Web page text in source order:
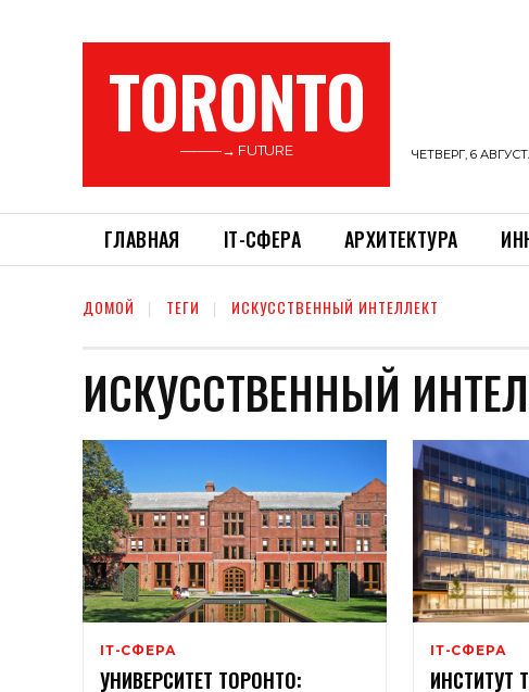
TORONTO
———→ FUTURE ЧЕТВЕРГ, 6
ГЛАВНАЯ ІТ-СФЕРА АРХИТЕКТУРА
ДОМОЙ ТЕГИ ИСКУССТВЕННЫЙ ИНТЕЛЛЕКТ
ИСКУССТВЕННЫЙ
ІТ-СФЕРА
УНИВЕРСИТЕТ ТОРОНТО:
ІТ-СФЕРА
ИНСТИТУТ